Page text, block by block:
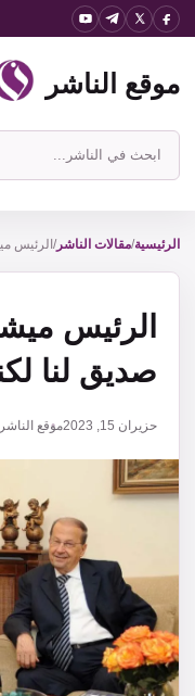
انتقل
المحتوى
موقع الناشر
ابحث
في
الناشر
الرئيسية/مقالات الناشر/ الرئيس
الرئيس
صديق لنا
حزيران 15, 2023 موقع الناشر